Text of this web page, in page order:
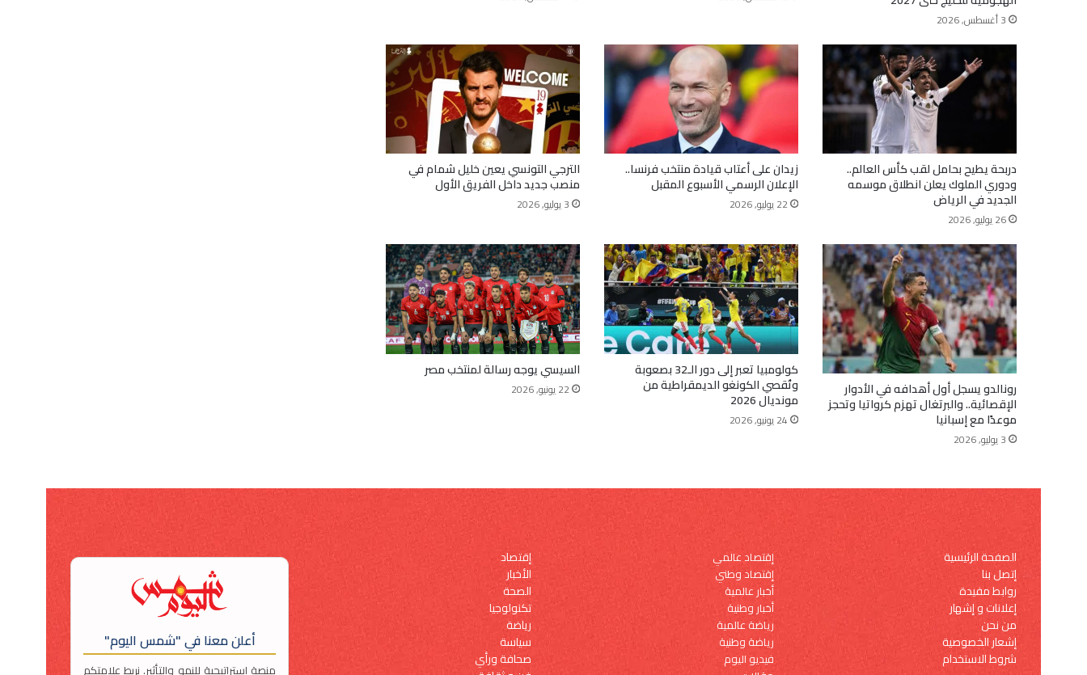
3 أغسطس, 2026
دربحة يطيح بحامل لقب كأس العالم..
ودوري الملوك يعلن انطلاق موسمه
الجديد في الرياض
26 يوليو, 2026
زيدان على أعتاب قيادة منتخب فرنسا..
الإعلان الرسمي الأسبوع المقبل
22 يوليو, 2026
الترجي التونسي يعين خليل شمام في
منصب جديد داخل الفريق الأول
3 يوليو, 2026
رونالدو يسجل أول أهدافه في الأدوار
الإقصائية.. والبرتغال تهزم كرواتيا وتحجز
موعدًا مع إسبانيا
3 يوليو, 2026
كولومبيا تعبر إلى دور الـ32 بصعوبة
وتُقصي الكونغو الديمقراطية من
مونديال 2026
24 يونيو, 2026
السيسي يوجه رسالة لمنتخب مصر
22 يونيو, 2026
الصفحة الرئيسية
إتصل بنا
روابط مفيدة
إعلانات و إشهار
من نحن
إشعار الخصوصية
شروط الاستخدام
إقتصاد عالمي
إقتصاد وطني
أخبار عالمية
أخبار وطنية
رياضة عالمية
رياضة وطنية
فيديو اليوم
إقتصاد
الأخبار
الصحة
تكنولوجيا
رياضة
سياسة
صحافة ورأي
أعلن معنا في "شمس اليوم"
منصة استراتيجية للنمو والتأثير. نربط علامتكم